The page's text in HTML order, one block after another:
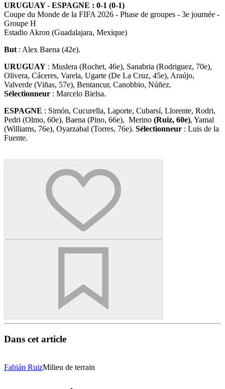
URUGUAY - ESPAGNE : 0-1 (0-1)
Coupe du Monde de la FIFA 2026 - Phase de groupes - 3e journée -
Groupe H
Estadio Akron (Guadalajara, Mexique)
But : Alex Baena (42e).
URUGUAY : Muslera (Rochet, 46e), Sanabria (Rodriguez, 70e),
Olivera, Cáceres, Varela, Ugarte (De La Cruz, 45e), Araújo,
Valverde (Viñas, 57e), Bentancur, Canobbio, Núñez.
Sélectionneur : Marcelo Bielsa.
ESPAGNE : Simón, Cucurella, Laporte, Cubarsí, Llorente, Rodri,
Pedri (Olmo, 60e), Baena (Pino, 66e), Merino (Ruiz, 60e), Yamal
(Williams, 76e), Oyarzabal (Torres, 76e). Sélectionneur : Luis de la
Fuente.
Dans cet article
Fabián RuizMilieu de terrain